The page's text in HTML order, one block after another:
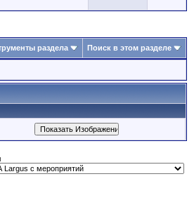
раздела Поиск в этом разделе